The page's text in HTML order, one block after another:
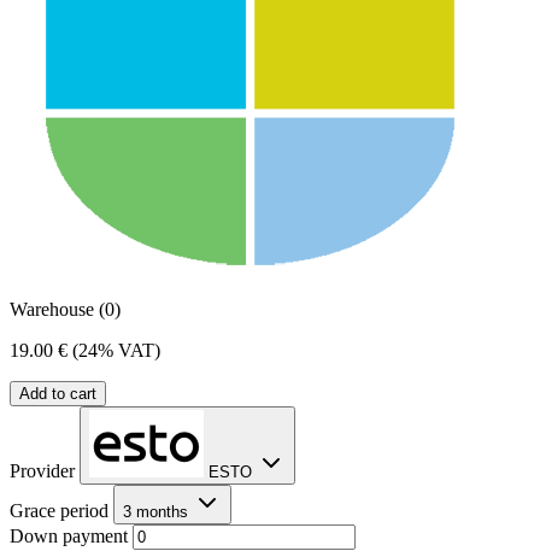
Warehouse (0)
19.00 € (24% VAT)
Add to cart
Provider ESTO
Grace period 3 months
Down payment